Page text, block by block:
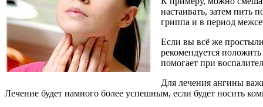
настаивать, затем пить
гриппа и в период
Если вы всё же
рекомендуется
помогает при
Для лечения ангины
Лечение будет намного более успешным, если будет носить